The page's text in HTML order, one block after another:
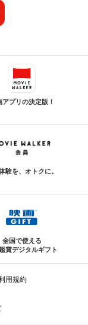
アプリの決定版！
験を、オトクに。
全国で使える
賞デジタルギフト
用規約